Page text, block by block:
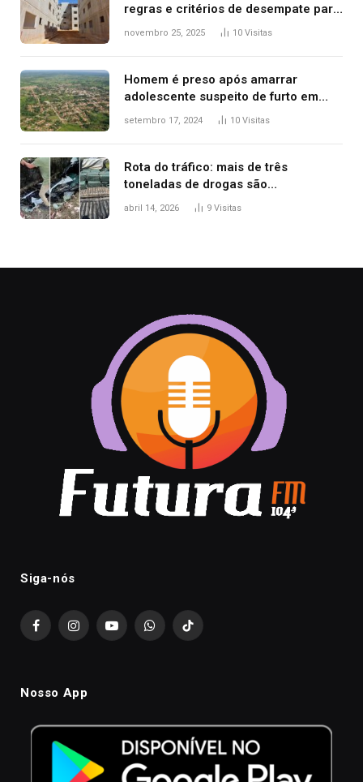
regras e critérios de desempate para
seleção de famílias no Minha Casa,
novembro 25, 2025 10 Visitas
Homem é preso após amarrar
adolescente suspeito de furto em
estaca de cerca e agredi-lo
setembro 17, 2024 10 Visitas
Rota do tráfico: mais de três
toneladas de drogas são
apreendidas no TO em três meses
abril 14, 2026 9 Visitas
Siga-nós
FacebookInstagramYouTubeWhatsAppTikTok
Nosso App